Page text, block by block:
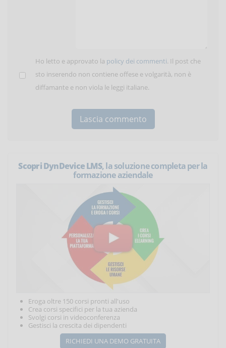
Ho letto e approvato la policy dei commenti. Il post che
sto inserendo non contiene offese e volgarità, non è
diffamante e non viola le leggi italiane.
Scopri DynDevice LMS, la soluzione completa per la
formazione aziendale
Eroga oltre 150 corsi pronti all'uso
Crea corsi specifici per la tua azienda
Svolgi corsi in videoconferenza
Gestisci la crescita dei dipendenti
RICHIEDI UNA DEMO GRATUITA